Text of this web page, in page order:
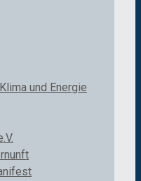
und Energie